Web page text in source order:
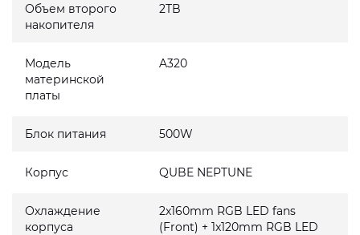
Объем второго
накопителя
2TB
Модель
материнской
платы
A320
Блок питания 500W
Корпус QUBE NEPTUNE
Охлаждение
корпуса
2x160mm RGB LED fans
(Front) + 1x120mm RGB LED